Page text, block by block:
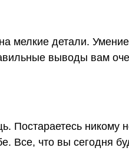
мелкие детали.
выводы вам
Постараетесь никому
Все, что вы сегодня